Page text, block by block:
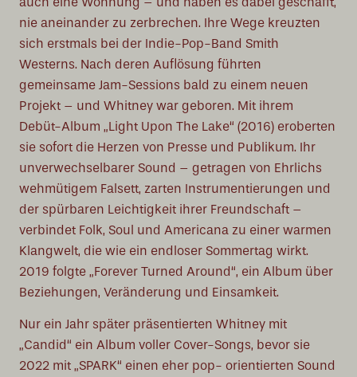
nie aneinander zu zerbrechen. Ihre Wege kreuzten
sich erstmals bei der Indie-Pop-Band Smith
Westerns. Nach deren Auflösung führten
gemeinsame Jam-Sessions bald zu einem neuen
Projekt – und Whitney war geboren. Mit ihrem
Debüt-Album „Light Upon The Lake“ (2016) eroberten
sie sofort die Herzen von Presse und Publikum. Ihr
unverwechselbarer Sound – getragen von Ehrlichs
wehmütigem Falsett, zarten Instrumentierungen und
der spürbaren Leichtigkeit ihrer Freundschaft –
verbindet Folk, Soul und Americana zu einer warmen
Klangwelt, die wie ein endloser Sommertag wirkt.
2019 folgte „Forever Turned Around“, ein Album über
Beziehungen, Veränderung und Einsamkeit.
Nur ein Jahr später präsentierten Whitney mit
„Candid“ ein Album voller Cover-Songs, bevor sie
2022 mit „SPARK“ einen eher pop- orientierten Sound